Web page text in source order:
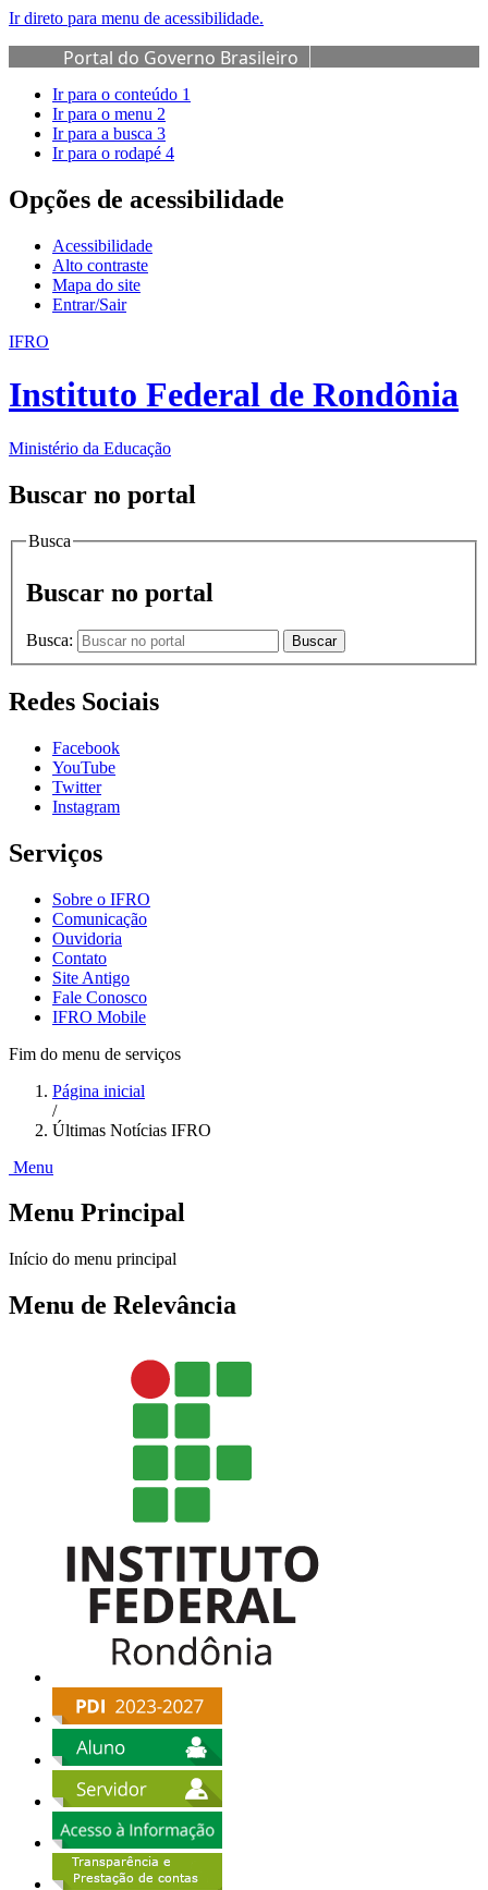
Ir direto para menu de acessibilidade.
Portal do Governo Brasileiro
Ir para o conteúdo 1
Ir para o menu 2
Ir para a busca 3
Ir para o rodapé 4
Opções de acessibilidade
Acessibilidade
Alto contraste
Mapa do site
Entrar/Sair
IFRO
Instituto Federal de Rondônia
Ministério da Educação
Buscar no portal
Busca
Buscar no portal
Busca: Buscar
Redes Sociais
Facebook
YouTube
Twitter
Instagram
Serviços
Sobre o IFRO
Comunicação
Ouvidoria
Contato
Site Antigo
Fale Conosco
IFRO Mobile
Fim do menu de serviços
Página inicial
/
Últimas Notícias IFRO
Menu
Menu Principal
Início do menu principal
Menu de Relevância